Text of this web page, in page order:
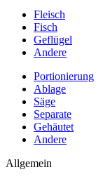
Fleisch
Fisch
Geflügel
Andere
Portionierung
Ablage
Säge
Separate
Gehäutet
Andere
Allgemein